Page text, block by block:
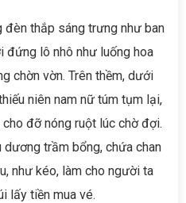
thắp sáng trưng như ban
đứng lô nhô như luống hoa
chờn vờn. Trên thềm, dưới
niên nam nữ túm tụm lại,
đỡ nóng ruột lúc chờ đợi.
dương trầm bổng, chứa chan
như kéo, làm cho người ta
lấy tiền mua vé.